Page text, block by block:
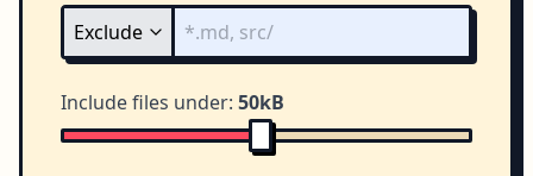
Include files under: 50kB